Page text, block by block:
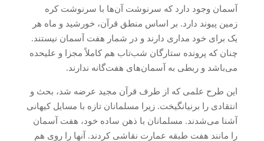
آسمان وجود دارد که سرنوشت آن‌ها با سرنوشت کره
زمین پیوند دارد. بر اساس منطق قرآن، خورشید و ماه هر
یک برای خود مداری دارند و در شمار هفت آسمان نیستند.
چنان که پرونده ستارگان شب‌تاب هم کاملاً مجزا و علیحده
می‌باشد و ربطی به آسمان‌های هفت‌گانه ندارند.
این طرح علمی که از طرف قرآن مجید عرضه شد، بحث و
انتقادی را برنیانگیخت. زیرا مسلمانان تازه با مسایل کیهانی
آشنا می‌شدند. مسلمانان با ذهن ساده خود، هفت آسمان
را مانند هفت طبقه عمارت نقاشی کردند. آنها را روی هم